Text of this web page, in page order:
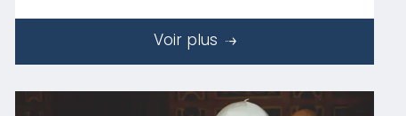
Voir plus